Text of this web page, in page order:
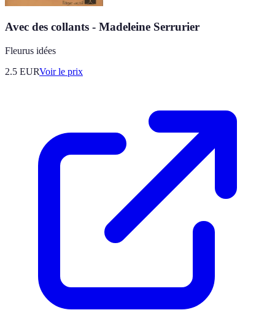
Avec des collants - Madeleine Serrurier
Fleurus idées
2.5 EURVoir le prix